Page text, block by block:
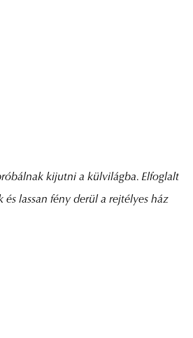
kijutni a külvilágba. Elfoglalt
lassan fény derül a rejtélyes ház